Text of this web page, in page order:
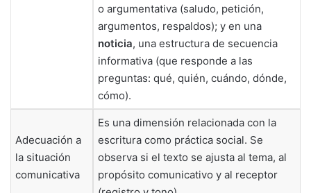
o argumentativa (saludo, petición,
argumentos, respaldos); y en una
noticia, una estructura de secuencia
informativa (que responde a las
preguntas: qué, quién, cuándo, dónde,
cómo).
Adecuación a
la situación
comunicativa
Es una dimensión relacionada con la
escritura como práctica social. Se
observa si el texto se ajusta al tema, al
propósito comunicativo y al receptor